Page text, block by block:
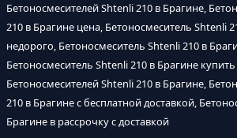
Бетоносмесителей Shtenli 210 в Брагине,
210 в Брагине цена, Бетоносмеситель Shtenli
недорого, Бетоносмеситель Shtenli 210 в
Бетоносмеситель Shtenli 210 в Брагине купить
Бетоносмесителей Shtenli 210 в Брагине,
210 в Брагине с бесплатной доставкой,
Брагине в рассрочку с доставкой